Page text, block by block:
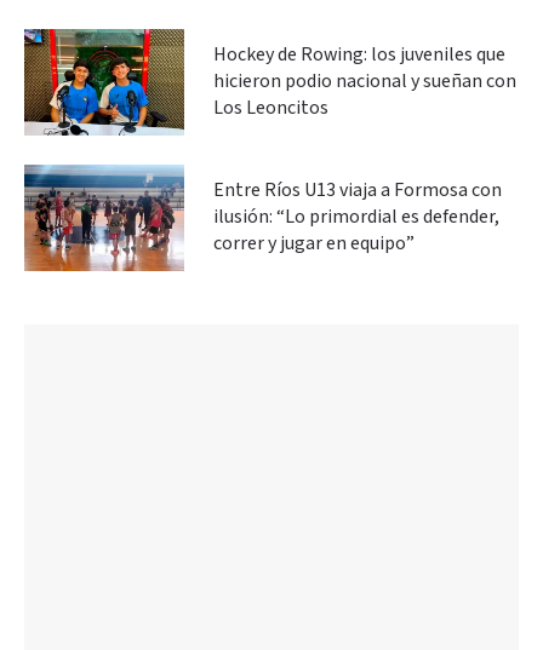
Hockey de Rowing: los juveniles que
hicieron podio nacional y sueñan con
Los Leoncitos
Entre Ríos U13 viaja a Formosa con
ilusión: “Lo primordial es defender,
correr y jugar en equipo”